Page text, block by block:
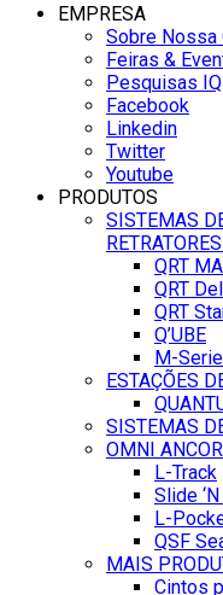
EMPRESA
Sobre Nossa
Feiras &
Pesquisas
Facebook
Linkedin
Twitter
Youtube
PRODUTOS
SISTEMAS
QRT
QRT
QRT
Q’UBE
M-
ESTAÇÕES
SISTEMAS
OMNI
L-Track
Slide
L-
QSF
MAIS
Cintos